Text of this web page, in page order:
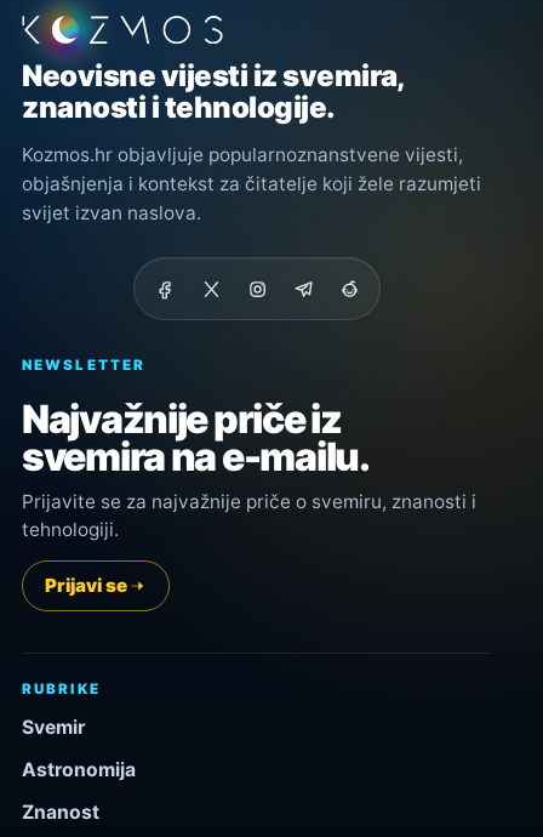
Podnožje stranice
Neovisne vijesti iz svemira,
znanosti i tehnologije.
Kozmos.hr objavljuje popularnoznanstvene vijesti,
objašnjenja i kontekst za čitatelje koji žele razumjeti
svijet izvan naslova.
NEWSLETTER
Najvažnije priče iz
svemira na e-mailu.
Prijavite se za najvažnije priče o svemiru, znanosti i
tehnologiji.
Prijavi se
RUBRIKE
Svemir
Astronomija
Znanost